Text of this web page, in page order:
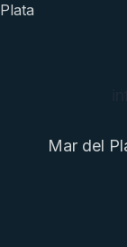
Plata
Mar del